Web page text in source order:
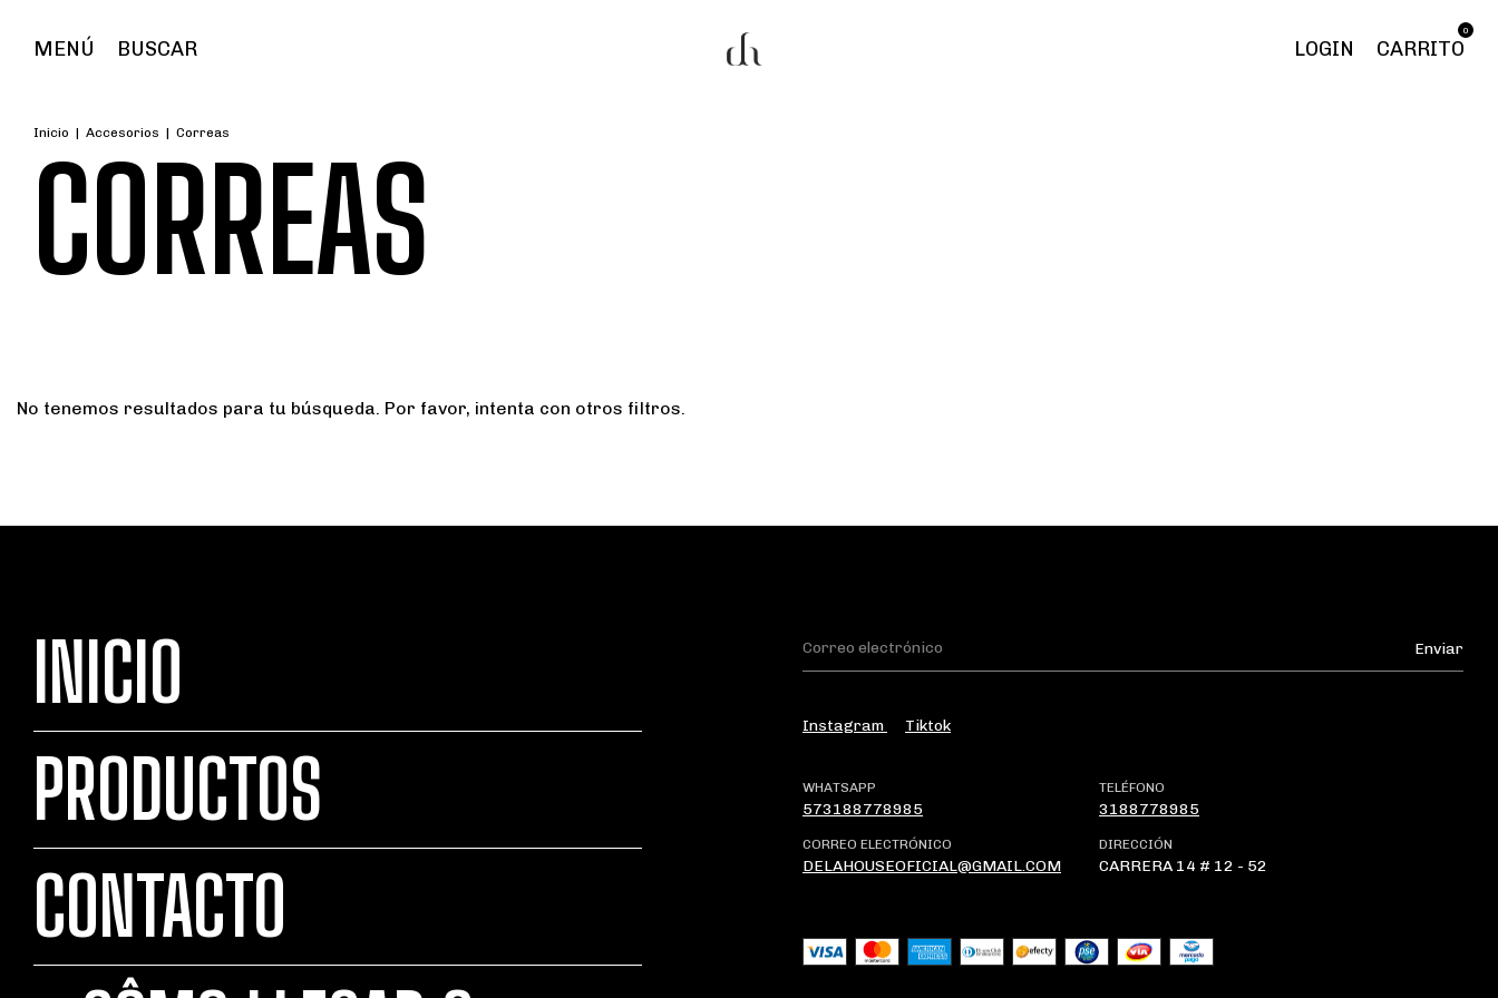
MENÚ BUSCAR LOGIN CARRITO
0
Inicio | Accesorios | Correas
CORREAS
No tenemos resultados para tu búsqueda. Por favor, intenta con otros filtros.
INICIO
PRODUCTOS
CONTACTO
Instagram Tiktok
WHATSAPP
573188778985
TELÉFONO
3188778985
CORREO ELECTRÓNICO
DELAHOUSEOFICIAL@GMAIL.COM
DIRECCIÓN
CARRERA 14 # 12 - 52